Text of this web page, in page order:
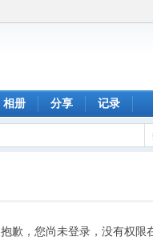
相册 分享 记录
抱歉，您尚未登录，没有权限